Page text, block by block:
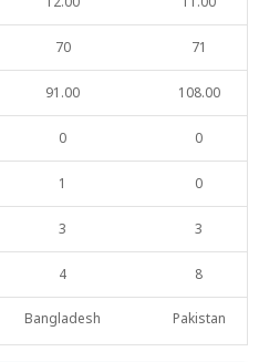
70 71
91.00 108.00
0 0
1 0
3 3
4 8
Bangladesh Pakistan